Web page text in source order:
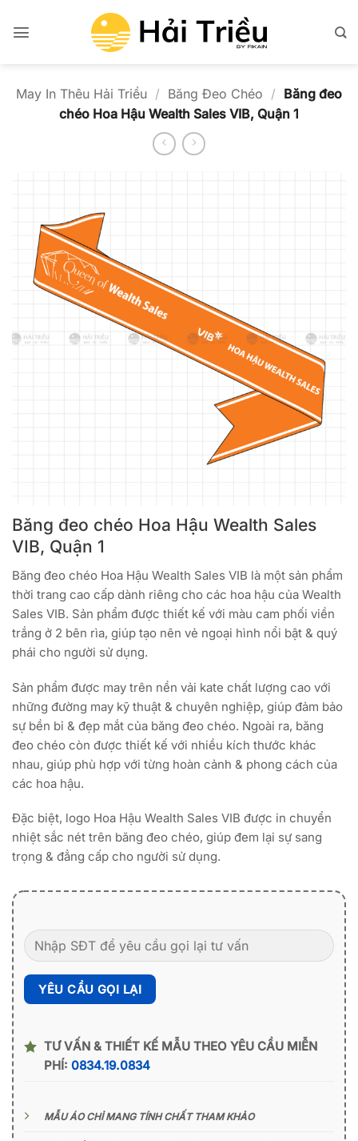
qua
May In Thêu Hải Triều / Băng Đeo Chéo / Băng đeo
chéo Hoa Hậu Wealth Sales VIB, Quận 1
Băng đeo chéo Hoa Hậu Wealth Sales
VIB, Quận 1
Băng đeo chéo Hoa Hậu Wealth Sales VIB là một sản phẩm
thời trang cao cấp dành riêng cho các hoa hậu của Wealth
Sales VIB. Sản phẩm được thiết kế với màu cam phối viền
trắng ở 2 bên rìa, giúp tạo nên vẻ ngoại hình nổi bật & quý
phái cho người sử dụng.
Sản phẩm được may trên nền vải kate chất lượng cao với
những đường may kỹ thuật & chuyên nghiệp, giúp đảm bảo
sự bền bỉ & đẹp mắt của băng đeo chéo. Ngoài ra, băng
đeo chéo còn được thiết kế với nhiều kích thước khác
nhau, giúp phù hợp với từng hoàn cảnh & phong cách của
các hoa hậu.
Đặc biệt, logo Hoa Hậu Wealth Sales VIB được in chuyển
nhiệt sắc nét trên băng đeo chéo, giúp đem lại sự sang
trọng & đẳng cấp cho người sử dụng.
TƯ VẤN & THIẾT KẾ MẪU THEO YÊU CẦU MIỄN
PHÍ: 0834.19.0834
MẪU ÁO CHỈ MANG TÍNH CHẤT THAM KHẢO